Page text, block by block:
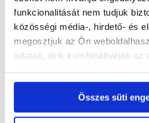
funkcionalitását nem tudjuk
közösségi média-, hirdető- és
megosztjuk az Ön
adatait, akik kombinálhatják az
Ön által használt más
Összes süti